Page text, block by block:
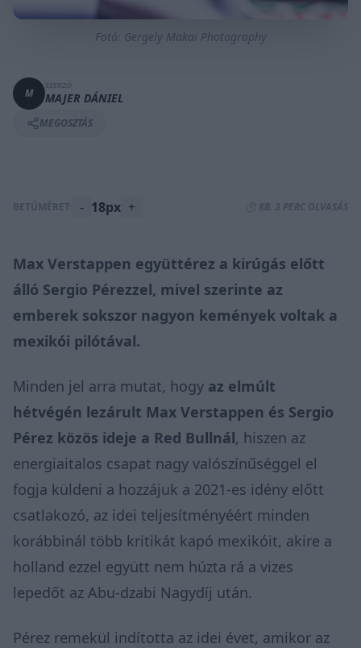
Fotó: Gergely Makai Photography
M MAJER DÁNIEL
MEGOSZTÁS
BETŰMÉRET: - 18px + ⏱️ KB. 3 PERC OLVASÁS
Max Verstappen együttérez a kirúgás előtt
álló Sergio Pérezzel, mivel szerinte az
emberek sokszor nagyon kemények voltak a
mexikói pilótával.
Minden jel arra mutat, hogy az elmúlt
hétvégén lezárult Max Verstappen és Sergio
Pérez közös ideje a Red Bullnál, hiszen az
energiaitalos csapat nagy valószínűséggel el
fogja küldeni a hozzájuk a 2021-es idény előtt
csatlakozó, az idei teljesítményéért minden
korábbinál több kritikát kapó mexikóit, akire a
holland ezzel együtt nem húzta rá a vizes
lepedőt az Abu-dzabi Nagydíj után.
Pérez remekül indította az idei évet, amikor az